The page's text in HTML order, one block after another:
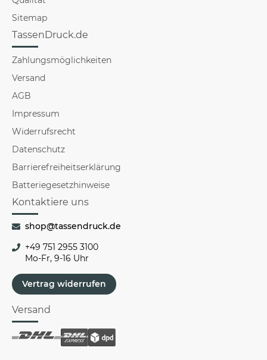
Sitemap
TassenDruck.de
Zahlungsmöglichkeiten
Versand
AGB
Impressum
Widerrufsrecht
Datenschutz
Barrierefreiheitserklärung
Batteriegesetzhinweise
Kontaktiere uns
shop@tassendruck.de
+49 751 2955 3100
Mo-Fr, 9-16 Uhr
Vertrag widerrufen
Versand